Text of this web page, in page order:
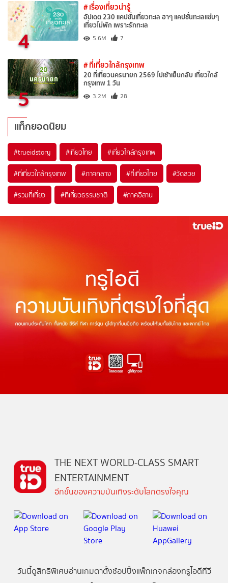
4
# เรื่องเที่ยวน่ารู้
อัปเดต 230 แคปชั่นเที่ยวทะเล ฮาๆ แคปชั่นทะเลแซ่บๆ
เที่ยวไม่พัก เพราะรักทะเล
5.6M 7
5
# ที่เที่ยวใกล้กรุงเทพ
20 ที่เที่ยวนครนายก 2569 ไปเช้าเย็นกลับ เที่ยวใกล้
กรุงเทพ 1 วัน
3.2M 28
แท็กยอดนิยม
#trueidstory #เที่ยวไทย #เที่ยวใกล้กรุงเทพ
#ที่เที่ยวใกล้กรุงเทพ #ภาคกลาง #ที่เที่ยวไทย #วัดสวย
#รวมที่เที่ยว #ที่เที่ยวธรรมชาติ #ภาคอีสาน
THE NEXT WORLD-CLASS SMART
ENTERTAINMENT
อีกขั้นของความบันเทิงระดับโลกตรงใจคุณ
วันนี้ดูสิทธิพิเศษอ่านเกมตาตั้งช้อปปิ้งแพ็กเกจกล่องทรูไอดีทีวี